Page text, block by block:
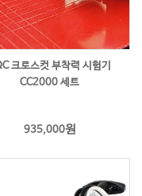
크로스컷 부착력 시험기
CC2000 세트
935,000원